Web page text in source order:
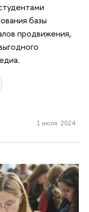
базы
продвижения,
1 июля 2024